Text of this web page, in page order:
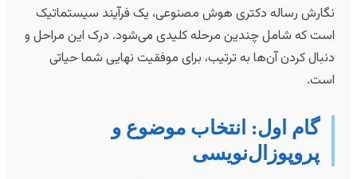
رساله دکتری هوش مصنوعی، یک فرآیند سیستماتیک
که شامل چندین مرحله کلیدی می‌شود. درک این مراحل و
کردن آن‌ها به ترتیب، برای موفقیت نهایی شما حیاتی
گام اول: انتخاب موضوع و
پروپوزال‌نویسی